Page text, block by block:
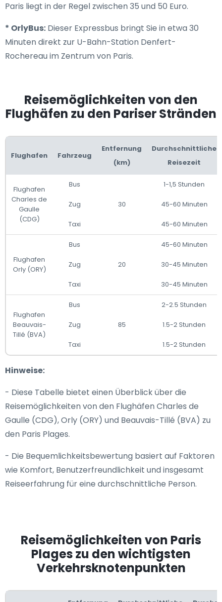
Paris liegt in der Regel zwischen 35 und 50 Euro.
* OrlyBus: Dieser Expressbus bringt Sie in etwa 30
Minuten direkt zur U-Bahn-Station Denfert-
Rochereau im Zentrum von Paris.
Reisemöglichkeiten von den
Flughäfen zu den Pariser Stränden
Flughafen Fahrzeug
Entfernung
(km)
Durchschnittliche
Reisezeit
Flughafen
Charles de
Gaulle
(CDG)
Bus
30
1-1,5 Stunden
Zug 45-60 Minuten
Taxi 45-60 Minuten
Flughafen
Orly (ORY)
Bus
20
45-60 Minuten
Zug 30-45 Minuten
Taxi 30-45 Minuten
Flughafen
Beauvais-
Tillé (BVA)
Bus
85
2-2.5 Stunden
Zug 1.5-2 Stunden
Taxi 1.5-2 Stunden
Hinweise:
- Diese Tabelle bietet einen Überblick über die
Reisemöglichkeiten von den Flughäfen Charles de
Gaulle (CDG), Orly (ORY) und Beauvais-Tillé (BVA) zu
den Paris Plages.
- Die Bequemlichkeitsbewertung basiert auf Faktoren
wie Komfort, Benutzerfreundlichkeit und insgesamt
Reiseerfahrung für eine durchschnittliche Person.
Reisemöglichkeiten von Paris
Plages zu den wichtigsten
Verkehrsknotenpunkten